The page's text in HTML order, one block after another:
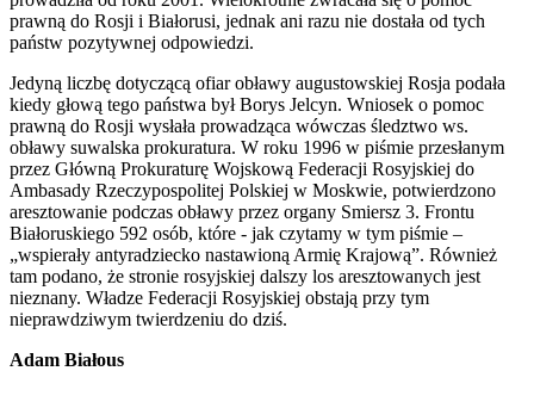
prawną do Rosji i Białorusi, jednak ani razu nie dostała od tych
państw pozytywnej odpowiedzi.
Jedyną liczbę dotyczącą ofiar obławy augustowskiej Rosja podała
kiedy głową tego państwa był Borys Jelcyn. Wniosek o pomoc
prawną do Rosji wysłała prowadząca wówczas śledztwo ws.
obławy suwalska prokuratura. W roku 1996 w piśmie przesłanym
przez Główną Prokuraturę Wojskową Federacji Rosyjskiej do
Ambasady Rzeczypospolitej Polskiej w Moskwie, potwierdzono
aresztowanie podczas obławy przez organy Smiersz 3. Frontu
Białoruskiego 592 osób, które - jak czytamy w tym piśmie –
„wspierały antyradziecko nastawioną Armię Krajową”. Również
tam podano, że stronie rosyjskiej dalszy los aresztowanych jest
nieznany. Władze Federacji Rosyjskiej obstają przy tym
nieprawdziwym twierdzeniu do dziś.
Adam Białous